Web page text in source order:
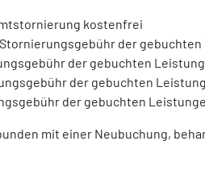
kostenfrei
Stornierungsgebühr der
der gebuchten
der gebuchten
der gebuchten
mit einer Neubuchung,